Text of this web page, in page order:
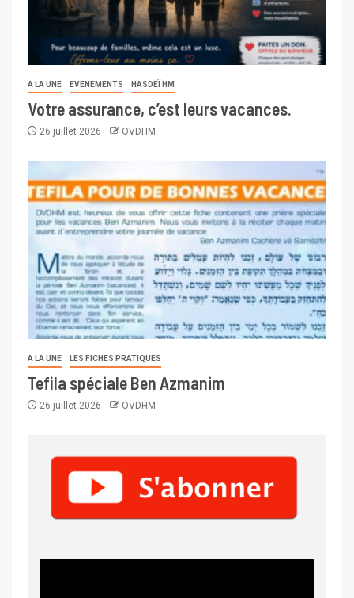
A LA UNE EVENEMENTS HASDEÏ HM
Votre assurance, c’est leurs vacances.
26 juillet 2026 OVDHM
A LA UNE LES FICHES PRATIQUES
Tefila spéciale Ben Azmanim
26 juillet 2026 OVDHM